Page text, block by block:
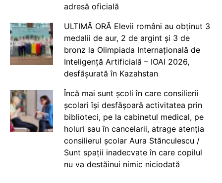
adresă oficială
ULTIMĂ ORĂ Elevii români au obținut 3
medalii de aur, 2 de argint și 3 de
bronz la Olimpiada Internațională de
Inteligență Artificială – IOAI 2026,
desfășurată în Kazahstan
Încă mai sunt școli în care consilierii
școlari își desfășoară activitatea prin
biblioteci, pe la cabinetul medical, pe
holuri sau în cancelarii, atrage atenția
consilierul școlar Aura Stănculescu /
Sunt spații inadecvate în care copilul
nu va destăinui nimic niciodată